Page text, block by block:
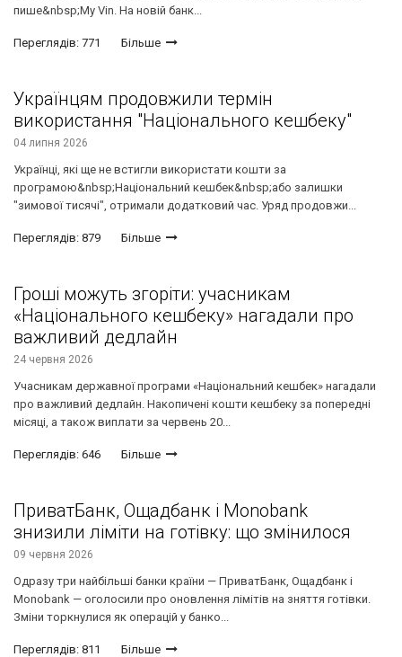
пише&nbsp;My Vin. На новій банк...
Переглядів: 771 Більше
Українцям продовжили термін
використання "Національного кешбеку"
04 липня 2026
Українці, які ще не встигли використати кошти за
програмою&nbsp;Національний кешбек&nbsp;або залишки
"зимової тисячі", отримали додатковий час. Уряд продовжи...
Переглядів: 879 Більше
Гроші можуть згоріти: учасникам
«Національного кешбеку» нагадали про
важливий дедлайн
24 червня 2026
Учасникам державної програми «Національний кешбек» нагадали
про важливий дедлайн. Накопичені кошти кешбеку за попередні
місяці, а також виплати за червень 20...
Переглядів: 646 Більше
ПриватБанк, Ощадбанк і Monobank
знизили ліміти на готівку: що змінилося
09 червня 2026
Одразу три найбільші банки країни — ПриватБанк, Ощадбанк і
Monobank — оголосили про оновлення лімітів на зняття готівки.
Зміни торкнулися як операцій у банко...
Переглядів: 811 Більше